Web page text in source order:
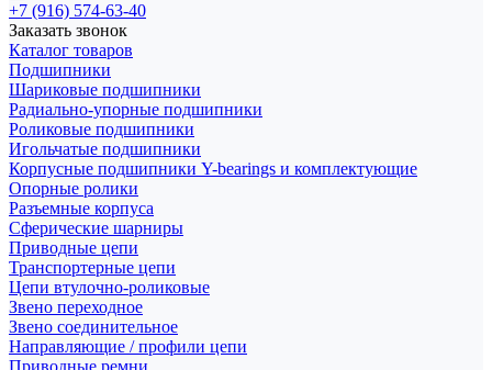
+7 (916) 574-63-40
Заказать звонок
Каталог товаров
Подшипники
Шариковые подшипники
Радиально-упорные подшипники
Роликовые подшипники
Игольчатые подшипники
Корпусные подшипники Y-bearings и комплектующие
Опорные ролики
Разъемные корпуса
Сферические шарниры
Приводные цепи
Транспортерные цепи
Цепи втулочно-роликовые
Звено переходное
Звено соединительное
Направляющие / профили цепи
Приводные ремни